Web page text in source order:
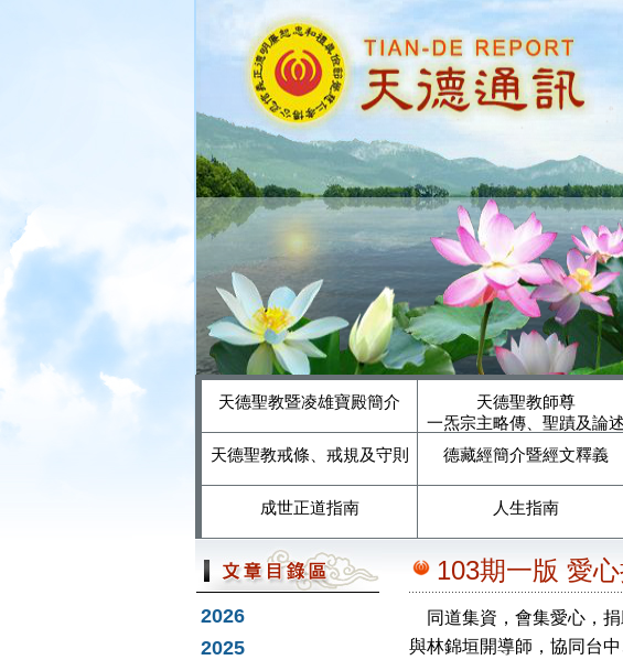
天德聖教暨凌雄寶殿簡介
天德聖教師尊
一炁宗主略傳、聖蹟及論述
天德聖教戒條、戒規及守則 德藏經簡介暨經文釋義
成世正道指南 人生指南
2026
2025
103期一版 愛
同道集資，會集愛心，捐
與林錦垣開導師，協同台